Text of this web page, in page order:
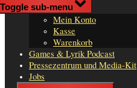
Shop
Toggle sub-menu
Mein Konto
Kasse
Warenkorb
Games & Lyrik Podcast
Pressezentrum und Media-Kit
Jobs